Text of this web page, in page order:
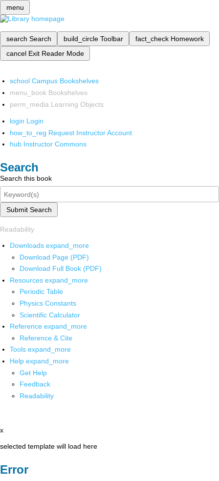
menu
search Search build_circle Toolbar fact_check Homework
cancel Exit Reader Mode
school Campus Bookshelves
menu_book Bookshelves
perm_media Learning Objects
login Login
how_to_reg Request Instructor Account
hub Instructor Commons
Search
Search this book
Submit Search
Readability
Downloads expand_more
Download Page (PDF)
Download Full Book (PDF)
Resources expand_more
Periodic Table
Physics Constants
Scientific Calculator
Reference expand_more
Reference & Cite
Tools expand_more
Help expand_more
Get Help
Feedback
Readability
x
selected template will load here
Error